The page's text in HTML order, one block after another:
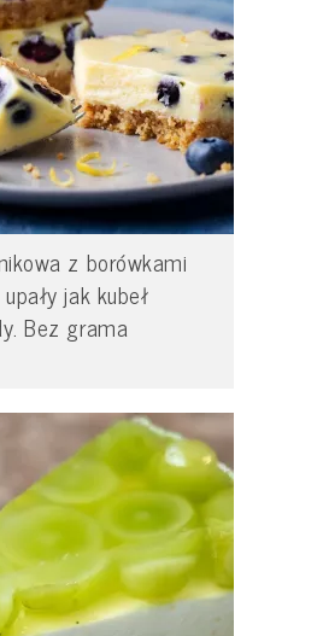
z borówkami
jak kubeł
Bez grama